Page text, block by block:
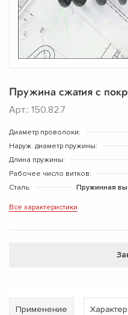
Пружина сжатия с
Арт.: 150.82.7
Диаметр проволоки:
Наруж. диаметр пружины:
Длина пружины:
Рабочее число витков:
Сталь:
Пружинная
Все характеристики
Применение